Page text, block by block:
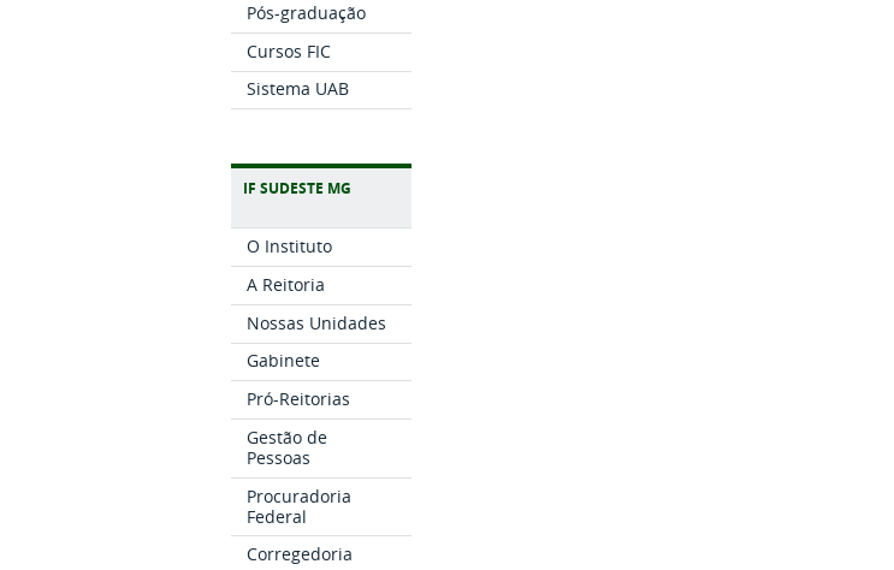
Pós-graduação
Cursos FIC
Sistema UAB
IF SUDESTE MG
O Instituto
A Reitoria
Nossas Unidades
Gabinete
Pró-Reitorias
Gestão de
Pessoas
Procuradoria
Federal
Corregedoria